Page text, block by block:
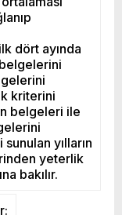
dört ayında
kriterini
belgeleri ile
yılların
yeterlik
bakılır.